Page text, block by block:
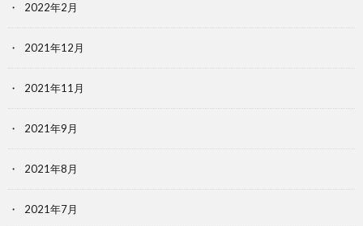
2022年2月
2021年12月
2021年11月
2021年9月
2021年8月
2021年7月